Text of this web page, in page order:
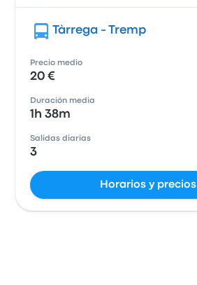
Tàrrega - Tremp
Precio medio
20 €
Duración media
1h 38m
Salidas diarias
3
Horarios y precios